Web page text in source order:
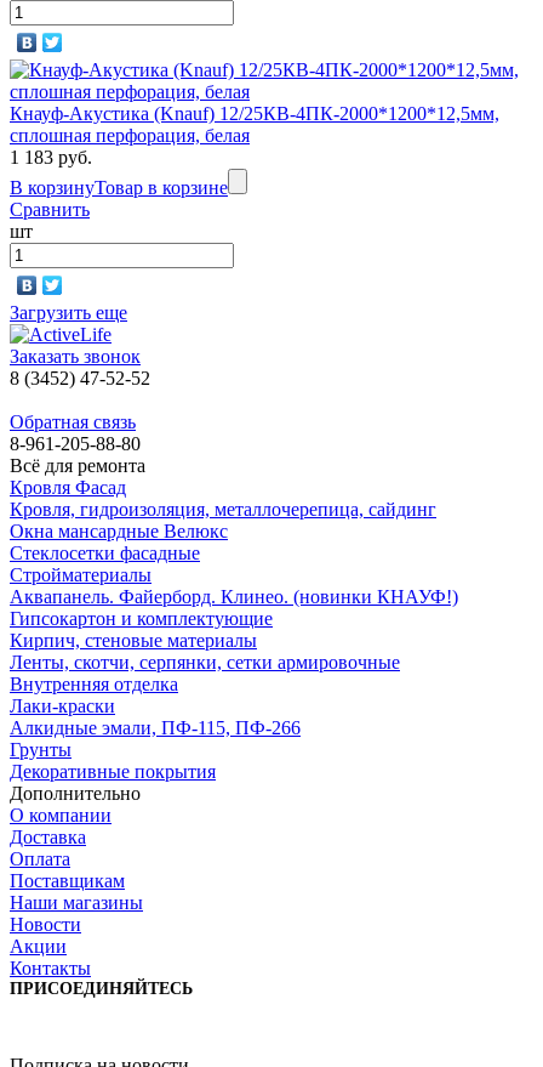
Кнауф-Акустика (Knauf) 12/25КВ-4ПК-2000*1200*12,5мм,
сплошная перфорация, белая
1 183 руб.
В корзинуТовар в корзине
Сравнить
шт
Загрузить еще
Заказать звонок
8 (3452) 47-52-52
Обратная связь
8-961-205-88-80
Всё для ремонта
Кровля Фасад
Кровля, гидроизоляция, металлочерепица, сайдинг
Окна мансардные Велюкс
Стеклосетки фасадные
Стройматериалы
Аквапанель. Файерборд. Клинео. (новинки КНАУФ!)
Гипсокартон и комплектующие
Кирпич, стеновые материалы
Ленты, скотчи, серпянки, сетки армировочные
Внутренняя отделка
Лаки-краски
Алкидные эмали, ПФ-115, ПФ-266
Грунты
Декоративные покрытия
Дополнительно
О компании
Доставка
Оплата
Поставщикам
Наши магазины
Новости
Акции
Контакты
ПРИСОЕДИНЯЙТЕСЬ